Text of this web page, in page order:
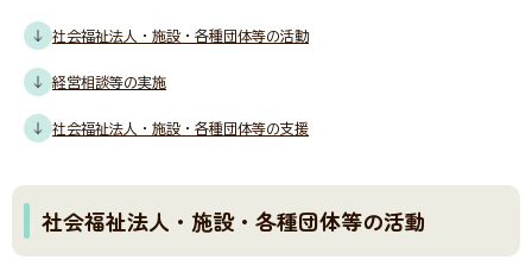
社会福祉法人・施設・各種団体等の活動
経営相談等の実施
社会福祉法人・施設・各種団体等の支援
社会福祉法人・施設・各種団体等の活動
提言・本会活動推進計画
報告書・刊行物